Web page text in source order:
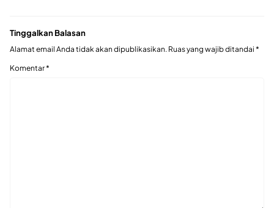
Tinggalkan Balasan
Alamat email Anda tidak akan dipublikasikan. Ruas yang wajib ditandai *
Komentar*